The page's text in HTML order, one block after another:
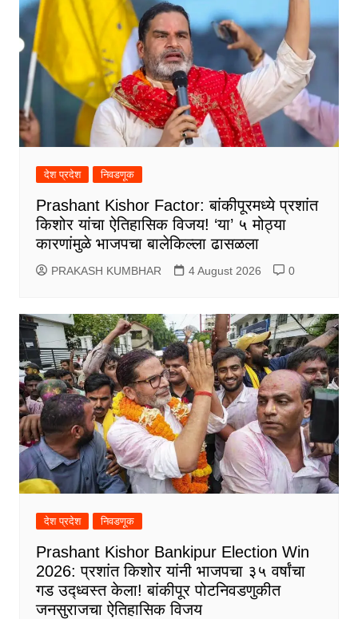
देश प्रदेश निवडणूक
Prashant Kishor Factor: बांकीपूरमध्ये प्रशांत
किशोर यांचा ऐतिहासिक विजय! ‘या’ ५ मोठ्या
कारणांमुळे भाजपचा बालेकिल्ला ढासळला
PRAKASH KUMBHAR 4 August 2026 0
देश प्रदेश निवडणूक
Prashant Kishor Bankipur Election Win
2026: प्रशांत किशोर यांनी भाजपचा ३५ वर्षांचा
गड उद्ध्वस्त केला! बांकीपूर पोटनिवडणुकीत
जनसुराजचा ऐतिहासिक विजय